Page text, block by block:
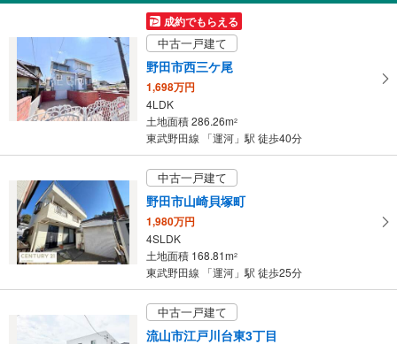
6,380万円
3LDK
土地面積 129.91m
東武野田線 「運河」駅 徒歩29分
成約でもらえる
中古一戸建て
野田市西三ケ尾
1,698万円
4LDK
土地面積 286.26m2
東武野田線 「運河」駅 徒歩40分
中古一戸建て
野田市山崎貝塚町
1,980万円
4SLDK
土地面積 168.81m2
東武野田線 「運河」駅 徒歩25分
中古一戸建て
流山市江戸川台東3丁目